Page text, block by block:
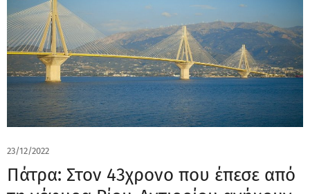
23/12/2022
Πάτρα: Στον 43χρονο που έπεσε από